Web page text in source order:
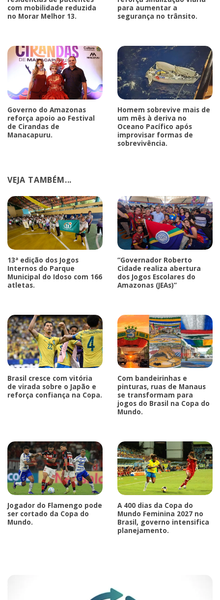
com mobilidade reduzida
no Morar Melhor 13.
para aumentar a
segurança no trânsito.
Governo do Amazonas
reforça apoio ao Festival
de Cirandas de
Manacapuru.
Homem sobrevive mais de
um mês à deriva no
Oceano Pacífico após
improvisar formas de
sobrevivência.
VEJA TAMBÉM...
13ª edição dos Jogos
Internos do Parque
Municipal do Idoso com 166
atletas.
“Governador Roberto
Cidade realiza abertura
dos Jogos Escolares do
Amazonas (JEAs)”
Brasil cresce com vitória
de virada sobre o Japão e
reforça confiança na Copa.
Com bandeirinhas e
pinturas, ruas de Manaus
se transformam para
jogos do Brasil na Copa do
Mundo.
Jogador do Flamengo pode
ser cortado da Copa do
Mundo.
A 400 dias da Copa do
Mundo Feminina 2027 no
Brasil, governo intensifica
planejamento.